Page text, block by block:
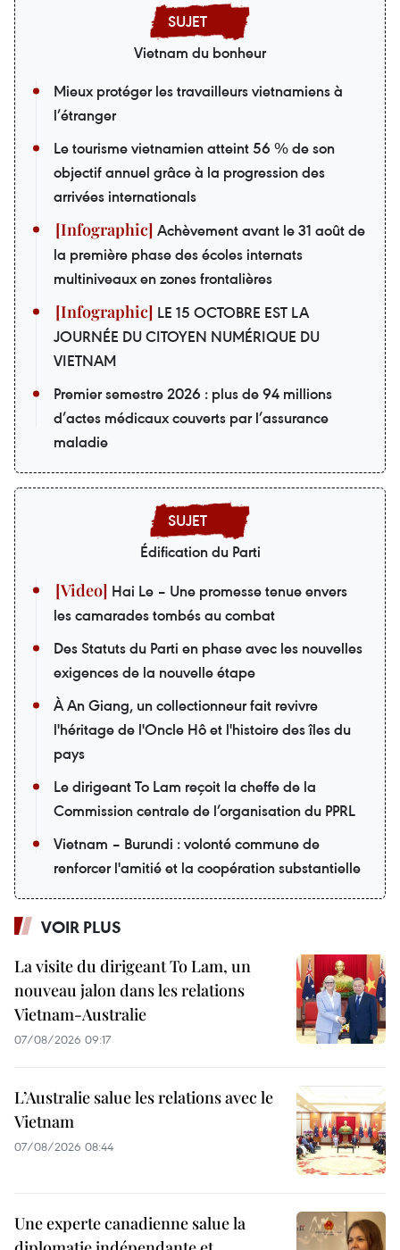
Vietnam du bonheur
Mieux protéger les travailleurs vietnamiens à
l’étranger
Le tourisme vietnamien atteint 56 % de son
objectif annuel grâce à la progression des
arrivées internationals
Achèvement avant le 31 août de
la première phase des écoles internats
multiniveaux en zones frontalières
LE 15 OCTOBRE EST LA
JOURNÉE DU CITOYEN NUMÉRIQUE DU
VIETNAM
Premier semestre 2026 : plus de 94 millions
d’actes médicaux couverts par l’assurance
maladie
Édification du Parti
Hai Le – Une promesse tenue envers
les camarades tombés au combat
Des Statuts du Parti en phase avec les nouvelles
exigences de la nouvelle étape
À An Giang, un collectionneur fait revivre
l'héritage de l'Oncle Hô et l'histoire des îles du
pays
Le dirigeant To Lam reçoit la cheffe de la
Commission centrale de l’organisation du PPRL
Vietnam – Burundi : volonté commune de
renforcer l'amitié et la coopération substantielle
VOIR PLUS
La visite du dirigeant To Lam, un
nouveau jalon dans les relations
Vietnam-Australie
07/08/2026 09:17
L’Australie salue les relations avec le
Vietnam
07/08/2026 08:44
Une experte canadienne salue la